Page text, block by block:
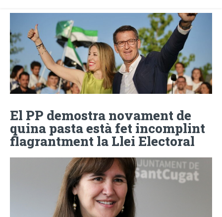
El PP demostra novament de
quina pasta està fet incomplint
flagrantment la Llei Electoral